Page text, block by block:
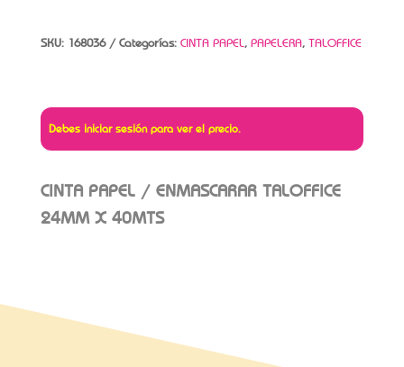
SKU: 168036 Categorías: CINTA PAPEL, PAPELERA, TALOFFICE
Debes iniciar sesión para ver el precio.
CINTA PAPEL / ENMASCARAR TALOFFICE
24MM X 40MTS